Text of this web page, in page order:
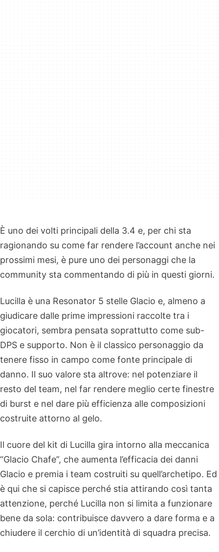
È uno dei volti principali della 3.4 e, per chi sta
ragionando su come far rendere l’account anche nei
prossimi mesi, è pure uno dei personaggi che la
community sta commentando di più in questi giorni.
Lucilla è una Resonator 5 stelle Glacio e, almeno a
giudicare dalle prime impressioni raccolte tra i
giocatori, sembra pensata soprattutto come sub-
DPS e supporto. Non è il classico personaggio da
tenere fisso in campo come fonte principale di
danno. Il suo valore sta altrove: nel potenziare il
resto del team, nel far rendere meglio certe finestre
di burst e nel dare più efficienza alle composizioni
costruite attorno al gelo.
Il cuore del kit di Lucilla gira intorno alla meccanica
“Glacio Chafe”, che aumenta l’efficacia dei danni
Glacio e premia i team costruiti su quell’archetipo. Ed
è qui che si capisce perché stia attirando così tanta
attenzione, perché Lucilla non si limita a funzionare
bene da sola: contribuisce davvero a dare forma e a
chiudere il cerchio di un’identità di squadra precisa.